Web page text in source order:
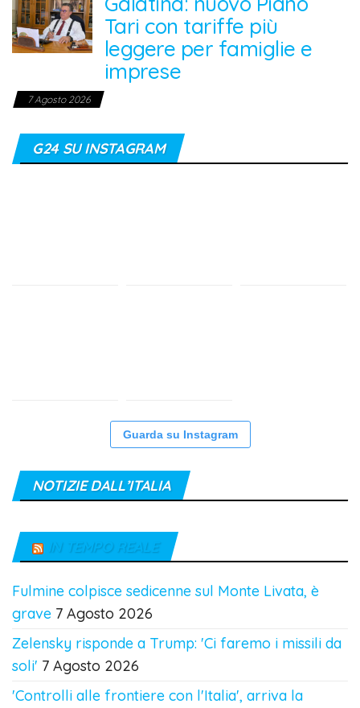
Tari con tariffe più
leggere per famiglie e
imprese
7 Agosto 2026
G24 SU INSTAGRAM
Guarda su Instagram
NOTIZIE DALL’ITALIA
IN TEMPO REALE
Fulmine colpisce sedicenne sul Monte Livata, è
grave 7 Agosto 2026
Zelensky risponde a Trump: 'Ci faremo i missili da
soli' 7 Agosto 2026
'Controlli alle frontiere con l'Italia', arriva la